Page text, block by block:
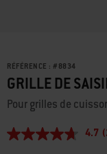
RÉFÉRENCE : # 8834
GRILLE DE
Pour grilles de
4.7
4.7